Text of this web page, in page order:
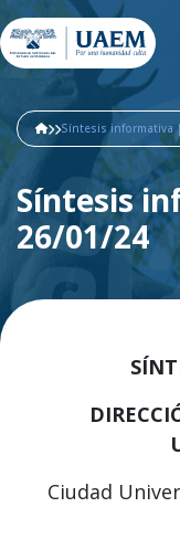
Síntesis informativa
Síntesis
26/01/24
Ciudad